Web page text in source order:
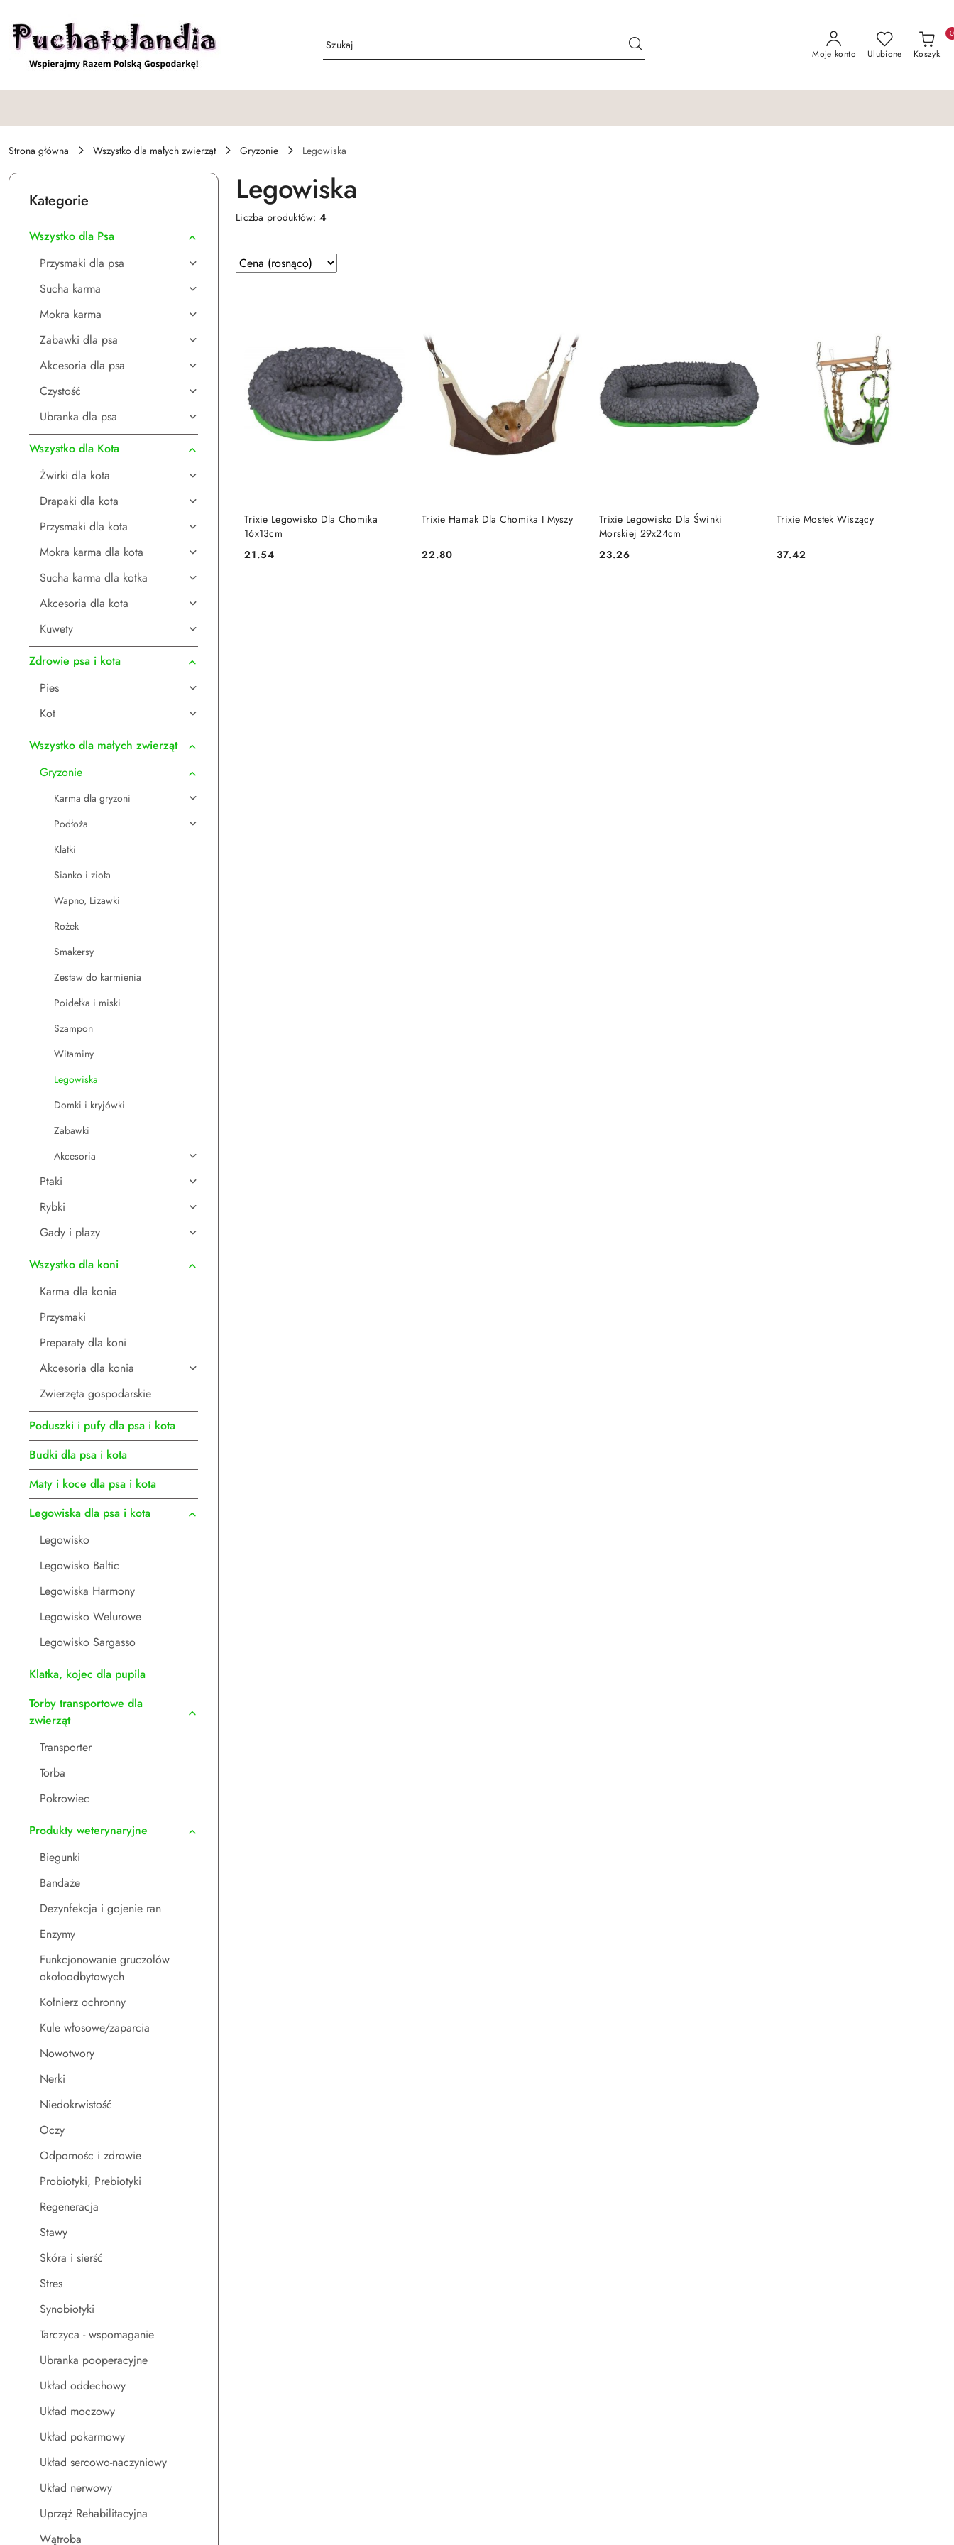
Moje konto Ulubione Koszyk
0
Strona główna Wszystko dla małych zwierząt Gryzonie Legowiska
Kategorie
Wszystko dla Psa
Przysmaki dla psa
Sucha karma
Mokra karma
Zabawki dla psa
Akcesoria dla psa
Czystość
Ubranka dla psa
Wszystko dla Kota
Żwirki dla kota
Drapaki dla kota
Przysmaki dla kota
Mokra karma dla kota
Sucha karma dla kotka
Akcesoria dla kota
Kuwety
Zdrowie psa i kota
Pies
Kot
Wszystko dla małych zwierząt
Gryzonie
Karma dla gryzoni
Podłoża
Klatki
Sianko i zioła
Wapno, Lizawki
Rożek
Smakersy
Zestaw do karmienia
Poidełka i miski
Szampon
Witaminy
Legowiska
Domki i kryjówki
Zabawki
Akcesoria
Ptaki
Rybki
Gady i płazy
Wszystko dla koni
Karma dla konia
Przysmaki
Preparaty dla koni
Akcesoria dla konia
Zwierzęta gospodarskie
Poduszki i pufy dla psa i kota
Budki dla psa i kota
Maty i koce dla psa i kota
Legowiska dla psa i kota
Legowisko
Legowisko Baltic
Legowiska Harmony
Legowisko Welurowe
Legowisko Sargasso
Klatka, kojec dla pupila
Torby transportowe dla
zwierząt
Transporter
Torba
Pokrowiec
Produkty weterynaryjne
Biegunki
Bandaże
Dezynfekcja i gojenie ran
Enzymy
Funkcjonowanie gruczołów
okołoodbytowych
Kołnierz ochronny
Kule włosowe/zaparcia
Nowotwory
Nerki
Niedokrwistość
Oczy
Odpornośc i zdrowie
Probiotyki, Prebiotyki
Regeneracja
Stawy
Skóra i sierść
Stres
Synobiotyki
Tarczyca - wspomaganie
Ubranka pooperacyjne
Układ oddechowy
Układ moczowy
Układ pokarmowy
Układ sercowo-naczyniowy
Układ nerwowy
Uprząż Rehabilitacyjna
Wątroba
Legowiska
Liczba produktów:4
Zastosowano
sortowanie:
Sortuj
według
Trixie Legowisko Dla Chomika
16x13cm
Cena:
21.54
DO KOSZYKA Trixie Hamak Dla Chomika I Myszy
Cena:
22.80
DO KOSZYKA
Trixie Legowisko Dla Świnki
Morskiej 29x24cm
Cena:
23.26
DO KOSZYKA Trixie Mostek Wiszący
Cena:
37.42
DO KOSZYKA